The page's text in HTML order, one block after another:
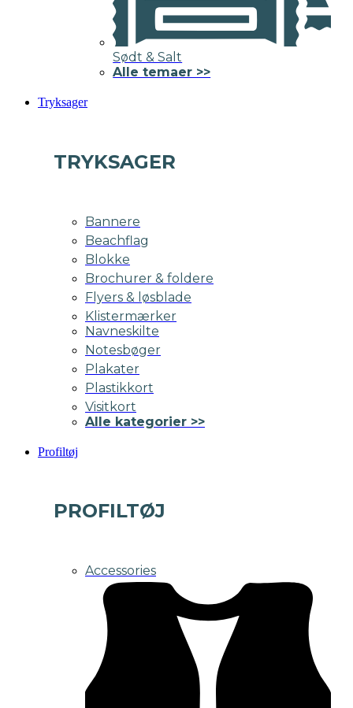
Sødt & Salt
Alle temaer >>
Tryksager
TRYKSAGER
Bannere
Beachflag
Blokke
Brochurer & foldere
Flyers & løsblade
Klistermærker
Navneskilte
Notesbøger
Plakater
Plastikkort
Visitkort
Alle kategorier >>
Profiltøj
PROFILTØJ
Accessories